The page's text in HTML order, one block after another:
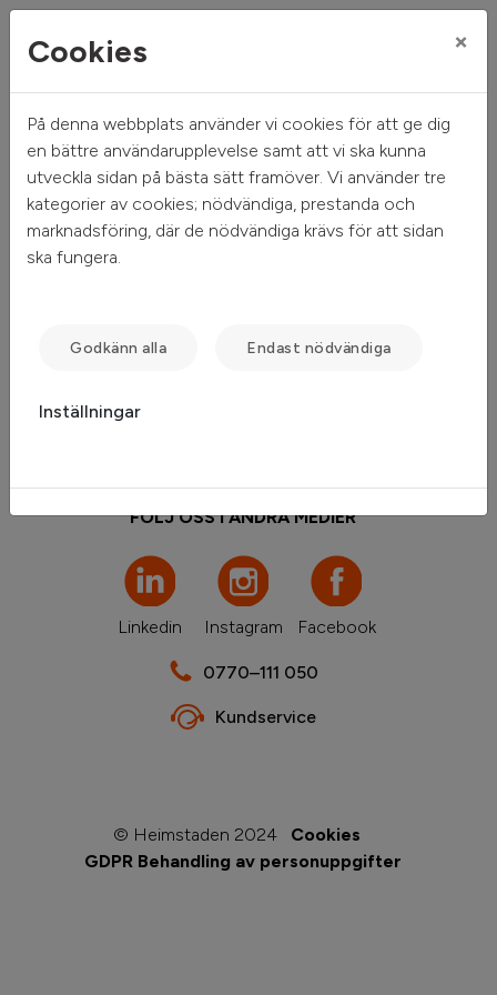
Mitt hem Sök ledigt Objektsdetalj
Objektsdetalj
t.ex. bero på att det inte längre finns tillgängligt att söka.
FÖLJ OSS I ANDRA MEDIER
Linkedin Instagram Facebook
0770–111 050
Kundservice
© Heimstaden 2024
Cookies
GDPR Behandling av personuppgifter
Cookies ×
På denna webbplats använder vi cookies för att ge dig
en bättre användarupplevelse samt att vi ska kunna
utveckla sidan på bästa sätt framöver. Vi använder tre
kategorier av cookies; nödvändiga, prestanda och
marknadsföring, där de nödvändiga krävs för att sidan
ska fungera.
Godkänn alla Endast nödvändiga
Inställningar